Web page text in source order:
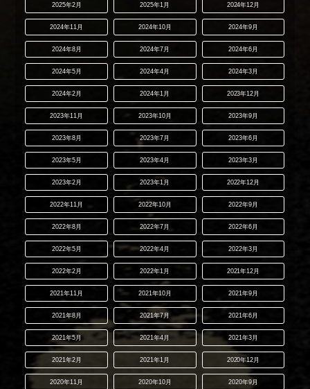
2025年2月 2025年1月 2024年12月
2024年11月 2024年10月 2024年9月
2024年8月 2024年7月 2024年6月
2024年5月 2024年4月 2024年3月
2024年2月 2024年1月 2023年12月
2023年11月 2023年10月 2023年9月
2023年8月 2023年7月 2023年6月
2023年5月 2023年4月 2023年3月
2023年2月 2023年1月 2022年12月
2022年11月 2022年10月 2022年9月
2022年8月 2022年7月 2022年6月
2022年5月 2022年4月 2022年3月
2022年2月 2022年1月 2021年12月
2021年11月 2021年10月 2021年9月
2021年8月 2021年7月 2021年6月
2021年5月 2021年4月 2021年3月
2021年2月 2021年1月 2020年12月
2020年11月 2020年10月 2020年9月